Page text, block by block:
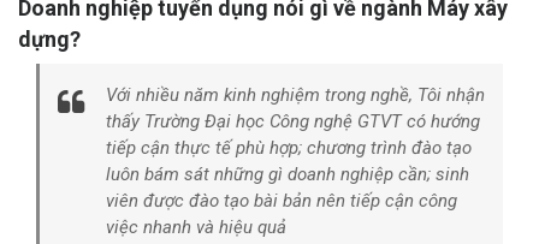
Doanh nghiệp tuyển dụng nói gì về ngành Máy xây
dựng?
Với nhiều năm kinh nghiệm trong nghề, Tôi nhận
thấy Trường Đại học Công nghệ GTVT có hướng
tiếp cận thực tế phù hợp; chương trình đào tạo
luôn bám sát những gì doanh nghiệp cần; sinh
viên được đào tạo bài bản nên tiếp cận công
việc nhanh và hiệu quả